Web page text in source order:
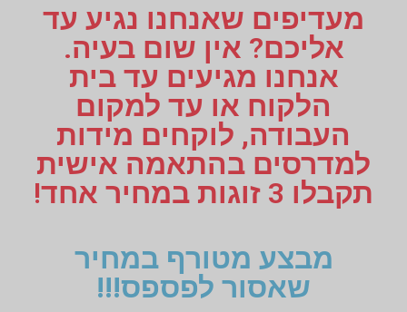
מעדיפים שאנחנו נגיע עד
אליכם? אין שום בעיה.
אנחנו מגיעים עד בית
הלקוח או עד למקום
העבודה, לוקחים מידות
למדרסים בהתאמה אישית
תקבלו 3 זוגות במחיר אחד!
מבצע מטורף במחיר
שאסור לפספס!!!